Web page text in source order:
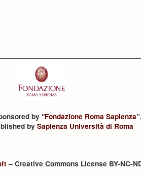
by "Fondazione Roma Sapienza
by Sapienza Università di Roma
– Creative Commons License BY-NC-